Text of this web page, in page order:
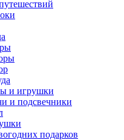
и игрушки
и подсвечники
подарков